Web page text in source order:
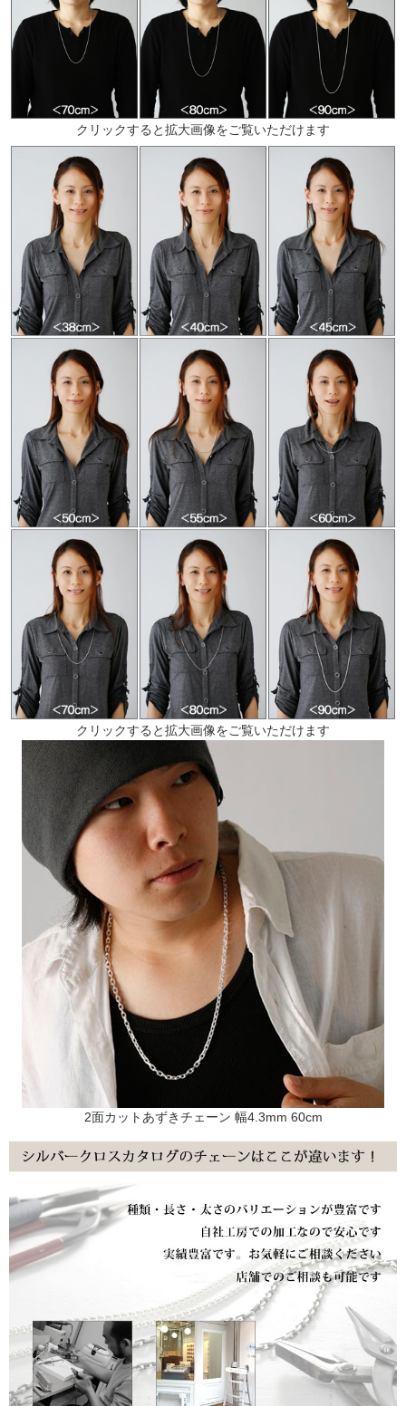
クリックすると拡大画像をご覧いただけます
クリックすると拡大画像をご覧いただけます
2面カットあずきチェーン 幅4.3mm 60cm